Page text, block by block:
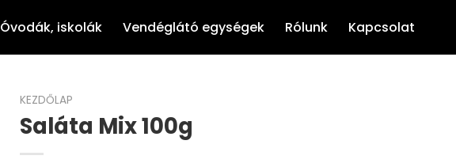
Óvodák, iskolák Vendéglátó egységek Rólunk Kapcsolat
KEZDŐLAP
Saláta Mix 100g